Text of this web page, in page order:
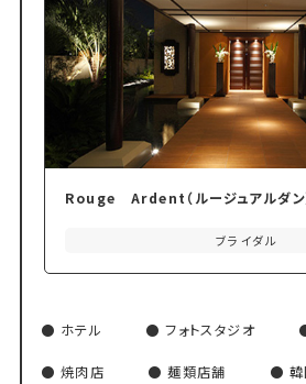
Rouge Ardent（ルージュアルダン
ブライダル
ホテル フォトスタジオ
焼肉店 麺類店舗